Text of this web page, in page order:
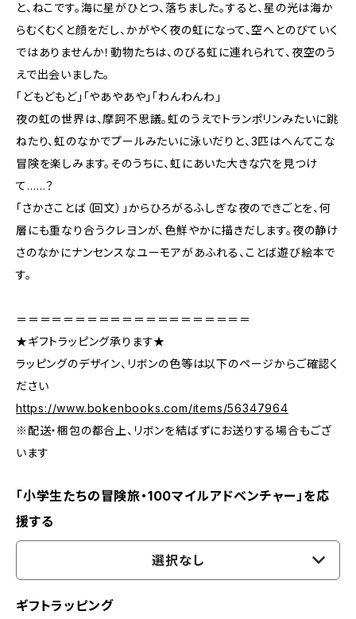
と、ねこです。海に星がひとつ、落ちました。すると、星の光は海か
らむくむくと顔をだし、かがやく夜の虹になって、空へとのびていく
ではありませんか！動物たちは、のびる虹に連れられて、夜空のう
えで出会いました。
「どもどもど」「やあやあや」「わんわんわ」
夜の虹の世界は、摩訶不思議。虹のうえでトランポリンみたいに跳
ねたり、虹のなかでプールみたいに泳いだりと、3匹はへんてこな
冒険を楽しみます。そのうちに、虹にあいた大きな穴を見つけ
て……？
「さかさことば（回文）」からひろがるふしぎな夜のできごとを、何
層にも重なり合うクレヨンが、色鮮やかに描きだします。夜の静け
さのなかにナンセンスなユーモアがあふれる、ことば遊び絵本で
す。
＝＝＝＝＝＝＝＝＝＝＝＝＝＝＝＝＝＝＝＝
★ギフトラッピング承ります★
ラッピングのデザイン、リボンの色等は以下のページからご確認く
ださい
https://www.bokenbooks.com/items/56347964
※配送・梱包の都合上、リボンを結ばずにお送りする場合もござ
います
「小学生たちの冒険旅・100マイルアドベンチャー」を応
援する
選択なし
ギフトラッピング